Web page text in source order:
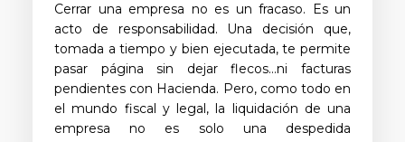
Cerrar una empresa no es un fracaso. Es un
acto de responsabilidad. Una decisión que,
tomada a tiempo y bien ejecutada, te permite
pasar página sin dejar flecos…ni facturas
pendientes con Hacienda. Pero, como todo en
el mundo fiscal y legal, la liquidación de una
empresa no es solo una despedida